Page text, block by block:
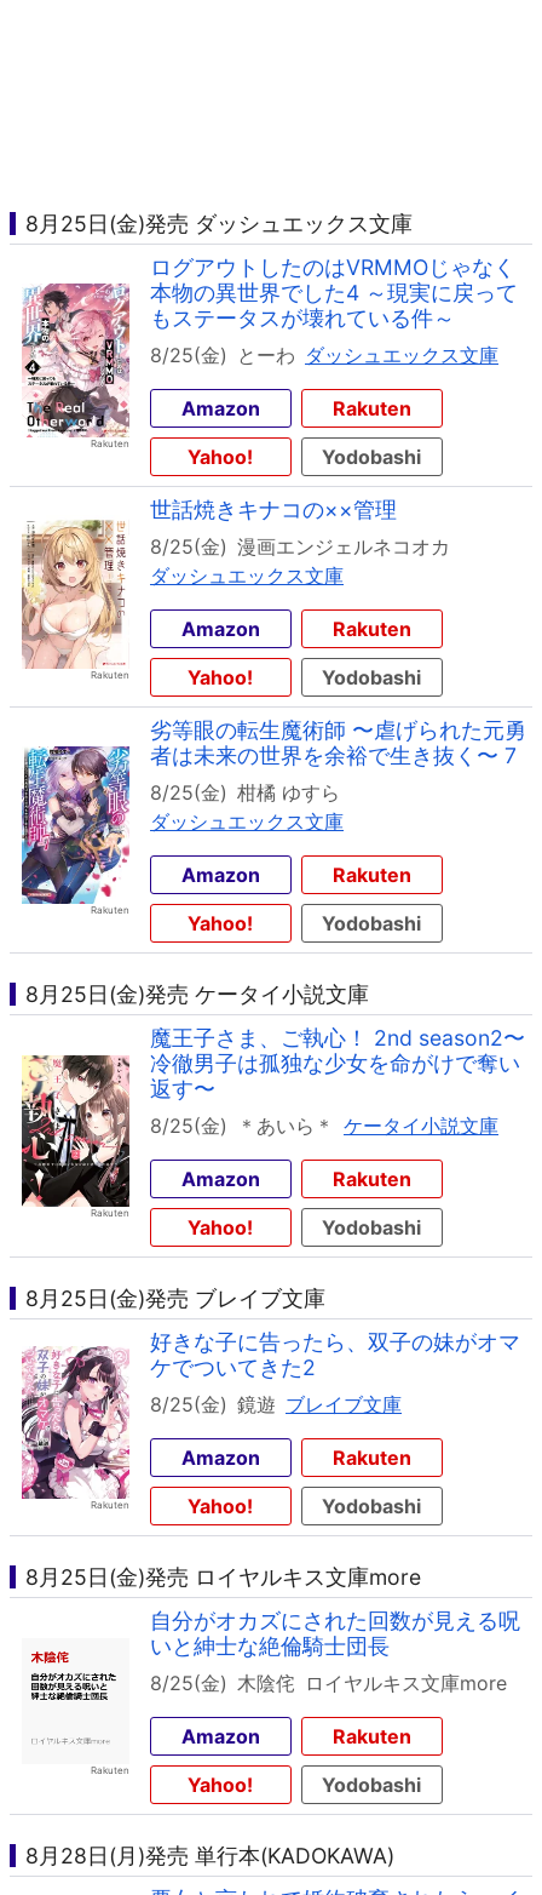
8月25日(金)発売 ダッシュエックス文庫
ログアウトしたのはVRMMOじゃなく
本物の異世界でした4 ～現実に戻って
もステータスが壊れている件～
8/25(金) とーわ ダッシュエックス文庫
Amazon
Rakuten
Yahoo!
Yodobashi
世話焼きキナコの××管理
8/25(金) 漫画エンジェルネコオカ
ダッシュエックス文庫
Amazon
Rakuten
Yahoo!
Yodobashi
劣等眼の転生魔術師 〜虐げられた元勇
者は未来の世界を余裕で生き抜く〜 7
8/25(金) 柑橘 ゆすら
ダッシュエックス文庫
Amazon
Rakuten
Yahoo!
Yodobashi
8月25日(金)発売 ケータイ小説文庫
魔王子さま、ご執心！ 2nd season2〜
冷徹男子は孤独な少女を命がけで奪い
返す〜
8/25(金) ＊あいら＊ ケータイ小説文庫
Amazon
Rakuten
Yahoo!
Yodobashi
8月25日(金)発売 ブレイブ文庫
好きな子に告ったら、双子の妹がオマ
ケでついてきた2
8/25(金) 鏡遊 ブレイブ文庫
Amazon
Rakuten
Yahoo!
Yodobashi
8月25日(金)発売 ロイヤルキス文庫more
自分がオカズにされた回数が見える呪
いと紳士な絶倫騎士団長
8/25(金) 木陰侘 ロイヤルキス文庫more
Amazon
Rakuten
Yahoo!
Yodobashi
8月28日(月)発売 単行本(KADOKAWA)